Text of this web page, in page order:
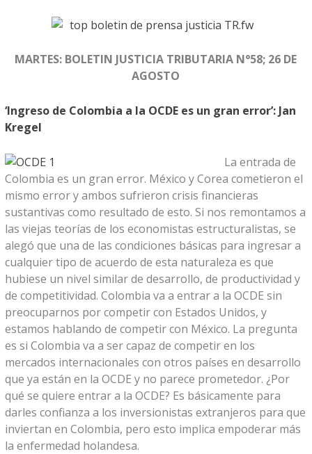
MARTES: BOLETIN JUSTICIA TRIBUTARIA N°58; 26 DE
AGOSTO
‘Ingreso de Colombia a la OCDE es un gran error’: Jan
Kregel
La entrada de
Colombia es un gran error. México y Corea cometieron el
mismo error y ambos sufrieron crisis financieras
sustantivas como resultado de esto. Si nos remontamos a
las viejas teorías de los economistas estructuralistas, se
alegó que una de las condiciones básicas para ingresar a
cualquier tipo de acuerdo de esta naturaleza es que
hubiese un nivel similar de desarrollo, de productividad y
de competitividad. Colombia va a entrar a la OCDE sin
preocuparnos por competir con Estados Unidos, y
estamos hablando de competir con México. La pregunta
es si Colombia va a ser capaz de competir en los
mercados internacionales con otros países en desarrollo
que ya están en la OCDE y no parece prometedor. ¿Por
qué se quiere entrar a la OCDE? Es básicamente para
darles confianza a los inversionistas extranjeros para que
inviertan en Colombia, pero esto implica empoderar más
la enfermedad holandesa.